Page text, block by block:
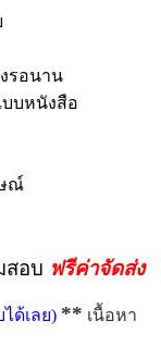
รอนาน
บบหนังสือ
ษณ์
สอบ ฟรีค่าจัดส่ง
ด้เลย) ** เนื้อหา